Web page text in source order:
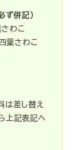
ず併記）
さわこ
葉さわこ
は差し替え
上記表記へ